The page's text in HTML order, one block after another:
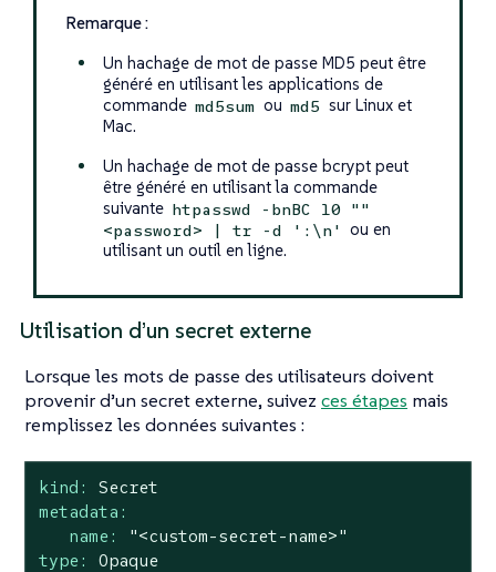
Remarque :
Un hachage de mot de passe MD5 peut être
généré en utilisant les applications de
commande md5sum ou md5 sur Linux et
Mac.
Un hachage de mot de passe bcrypt peut
être généré en utilisant la commande
suivante htpasswd -bnBC 10 ""
<password> | tr -d ':\n' ou en
utilisant un outil en ligne.
Utilisation d’un secret externe
Lorsque les mots de passe des utilisateurs doivent
provenir d’un secret externe, suivez ces étapes mais
remplissez les données suivantes :
kind:
Secret
metadata:
name:
"<custom-secret-name>"
type:
Opaque